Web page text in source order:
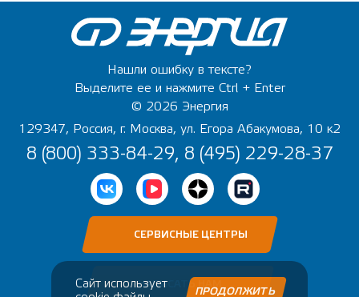
Нашли ошибку в тексте?
Выделите ее и нажмите Ctrl + Enter
© 2026 Энергия
129347, Россия, г. Москва, ул. Егора Абакумова, 10 к2
8 (800) 333-84-29, 8 (495) 229-28-37
СЕРВИСНЫЕ ЦЕНТРЫ
НАПИСАТЬ НАМ
Сайт использует
ПРОДОЛЖИТЬ